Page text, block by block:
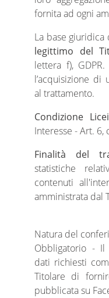
fornita ad ogni
La base giuridica
legittimo del
lettera f),
l’acquisizione di
al trattamento.
Condizione
Interesse - Art. 6,
Finalità del
statistiche
contenuti
amministrata dal
Natura del
Obbligatorio - Il
dati richiesti
Titolare di
pubblicata su